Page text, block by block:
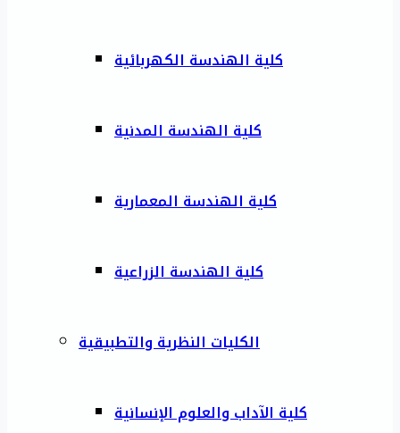
كلية الهندسة الكهربائية
كلية الهندسة المدنية
كلية الهندسة المعمارية
كلية الهندسة الزراعية
الكليات النظرية والتطبيقية
كلية الآداب والعلوم الإنسانية